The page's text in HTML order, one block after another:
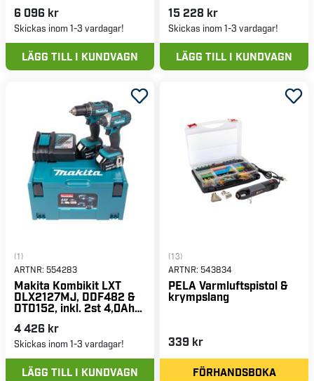
6 096 kr
Skickas inom 1-3 vardagar!
LÄGG TILL I KUNDVAGN
15 228 kr
Skickas inom 1-3 vardagar!
LÄGG TILL I KUNDVAGN
(1)
ARTNR: 554283
Makita Kombikit LXT
DLX2127MJ, DDF482 &
DTD152, inkl. 2st 4,0Ah-
4 426 kr
Skickas inom 1-3 vardagar!
LÄGG TILL I KUNDVAGN
(13)
ARTNR: 543834
PELA Varmluftspistol &
krympslang
339 kr
FÖRHANDSBOKA